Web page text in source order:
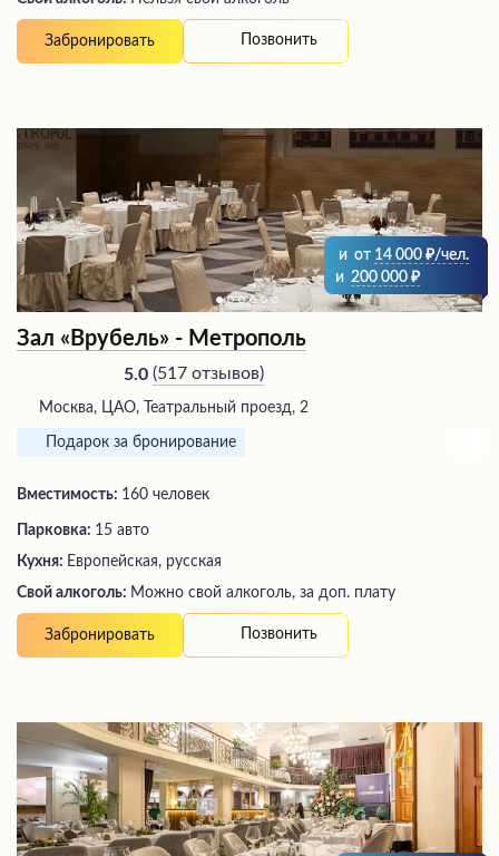
Забронировать Позвонить
и от 14 000
/чел.
и 200 000
Зал «Врубель» - Метрополь
5.0 (517 отзывов)
Москва, ЦАО, Театральный проезд, 2
Подарок за бронирование
Вместимость: 160 человек
Парковка: 15 авто
Кухня: Европейская, русская
Свой алкоголь: Можно свой алкоголь, за доп. плату
Забронировать Позвонить